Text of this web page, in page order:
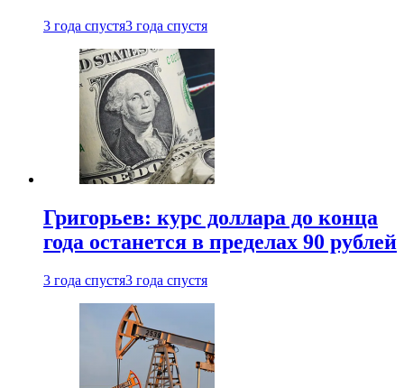
3 года спустя3 года спустя
Григорьев: курс доллара до конца
года останется в пределах 90 рублей
3 года спустя3 года спустя